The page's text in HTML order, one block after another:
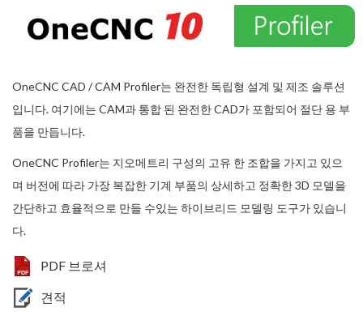
OneCNC CAD / CAM Profiler는 완전한 독립형 설계 및 제조 솔루션
입니다. 여기에는 CAM과 통합 된 완전한 CAD가 포함되어 절단 용 부
품을 만듭니다.
OneCNC Profiler는 지오메트리 구성의 고유 한 조합을 가지고 있으
며 버전에 따라 가장 복잡한 기계 부품의 상세하고 정확한 3D 모델을
간단하고 효율적으로 만들 수있는 하이브리드 모델링 도구가 있습니
다.
PDF 브로셔
견적